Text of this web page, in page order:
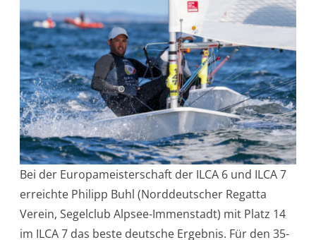
Bei der Europameisterschaft der ILCA 6 und ILCA 7
erreichte Philipp Buhl (Norddeutscher Regatta
Verein, Segelclub Alpsee-Immenstadt) mit Platz 14
im ILCA 7 das beste deutsche Ergebnis. Für den 35-